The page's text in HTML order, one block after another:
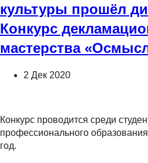
культуры прошёл
Конкурс
мастерства
2 Дек 2020
Конкурс проводится среди
профессионального
год.